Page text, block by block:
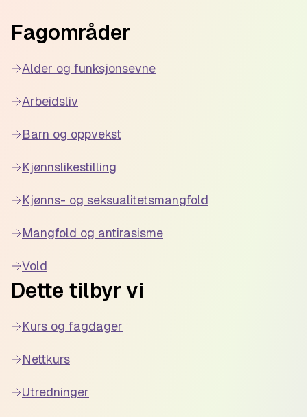
Fagområder
Alder og funksjonsevne
Arbeidsliv
Barn og oppvekst
Kjønnslikestilling
Kjønns- og seksualitetsmangfold
Mangfold og antirasisme
Vold
Dette tilbyr vi
Kurs og fagdager
Nettkurs
Utredninger